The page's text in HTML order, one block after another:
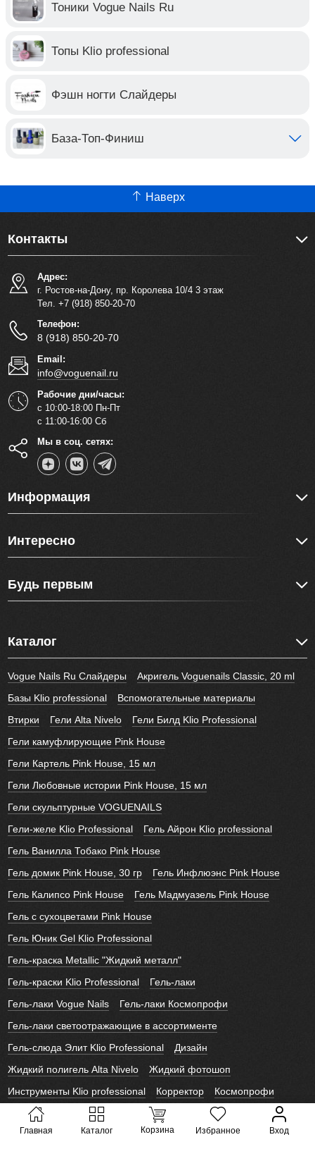
Тоники Vogue Nails Ru
Топы Klio professional
Фэшн ногти Слайдеры
База-Топ-Финиш
Главная Каталог Корзина Избранное Вход
Наверх
Контакты
Адрес:
г. Ростов-на-Дону, пр. Королева 10/4 3 этаж
Тел. +7 (918) 850-20-70
Телефон:
8 (918) 850-20-70
Email:
info@voguenail.ru
Рабочие дни/часы:
с 10:00-18:00 Пн-Пт
с 11:00-16:00 Сб
Мы в соц. сетях:
Информация
Интересно
Будь первым
Каталог
Vogue Nails Ru Слайдеры
Акригель Voguenails Classic, 20 ml
Базы Klio professional
Вспомогательные материалы
Втирки
Гели Alta Nivelo
Гели Билд Klio Professional
Гели камуфлирующие Pink House
Гели Картель Pink House, 15 мл
Гели Любовные истории Pink House, 15 мл
Гели скульптурные VOGUENAILS
Гели-желе Klio Professional
Гель Айрон Klio professional
Гель Ванилла Тобако Pink House
Гель домик Pink House, 30 гр
Гель Инфлюэнс Pink House
Гель Калипсо Pink House
Гель Мадмуазель Pink House
Гель с сухоцветами Pink House
Гель Юник Gel Klio Professional
Гель-краска Metallic "Жидкий металл"
Гель-краски Klio Professional
Гель-лаки
Гель-лаки Vogue Nails
Гель-лаки Космопрофи
Гель-лаки светоотражающие в ассортименте
Гель-слюда Элит Klio Professional
Дизайн
Жидкий полигель Alta Nivelo
Жидкий фотошоп
Инструменты Klio professional
Корректор
Космопрофи
Лайк Слайдеры
Лаки для ногтей Alta Nivelo
Новогодние слайдеры
Полигель Vogue Nails Слайдеры